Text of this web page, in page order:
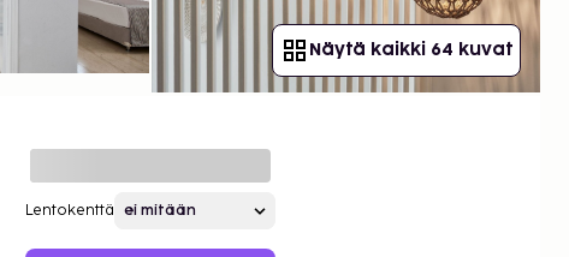
Näytä kaikki 64 kuvat
Lentokenttä